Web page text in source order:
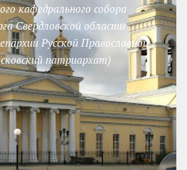
кафедрального собора
Свердловской области
Русской Православной
патриархат)